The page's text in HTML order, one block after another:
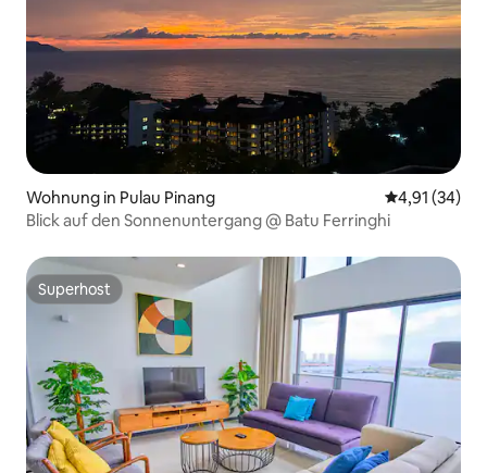
Wohnung in Pulau Pinang
4,91 (34)
Blick auf den Sonnenuntergang @ Batu Ferringhi
Superhost
Superhost